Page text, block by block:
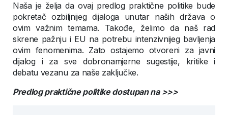
Naša je želja da ovaj predlog praktične politike bude
pokretač ozbiljnijeg dijaloga unutar naših država o
ovim važnim temama. Takođe, želimo da naš rad
skrene pažnju i EU na potrebu intenzivnijeg bavljenja
ovim fenomenima. Zato ostajemo otvoreni za javni
dijalog i za sve dobronamjerne sugestije, kritike i
debatu vezanu za naše zaključke.
Predlog praktične politike dostupan na >>>